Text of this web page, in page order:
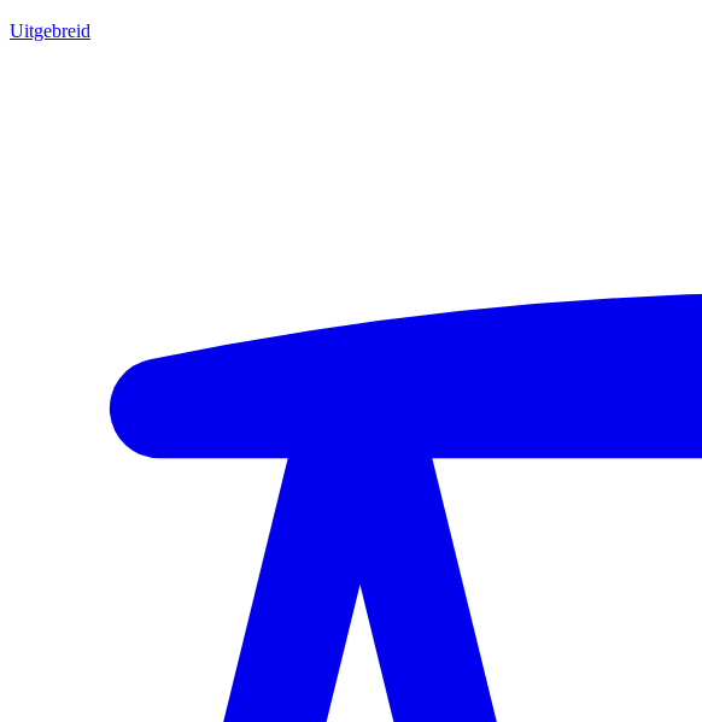
Uitgebreid